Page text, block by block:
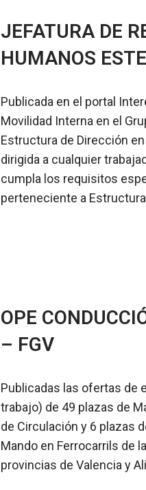
JEFATURA DE
HUMANOS
Publicada en el portal
Movilidad Interna en el
Estructura de Dirección
dirigida a cualquier
cumpla los requisitos
perteneciente a
OPE
– FGV
Publicadas las ofertas de
trabajo) de 49 plazas de
de Circulación y 6 plazas
Mando en Ferrocarrils de
provincias de Valencia y